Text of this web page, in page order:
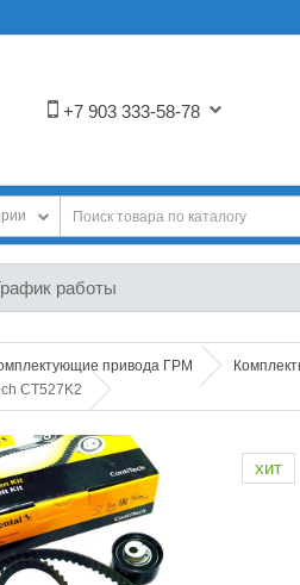
+7 903 333-58-78
работы
привода ГРМ
CT527K2
хит